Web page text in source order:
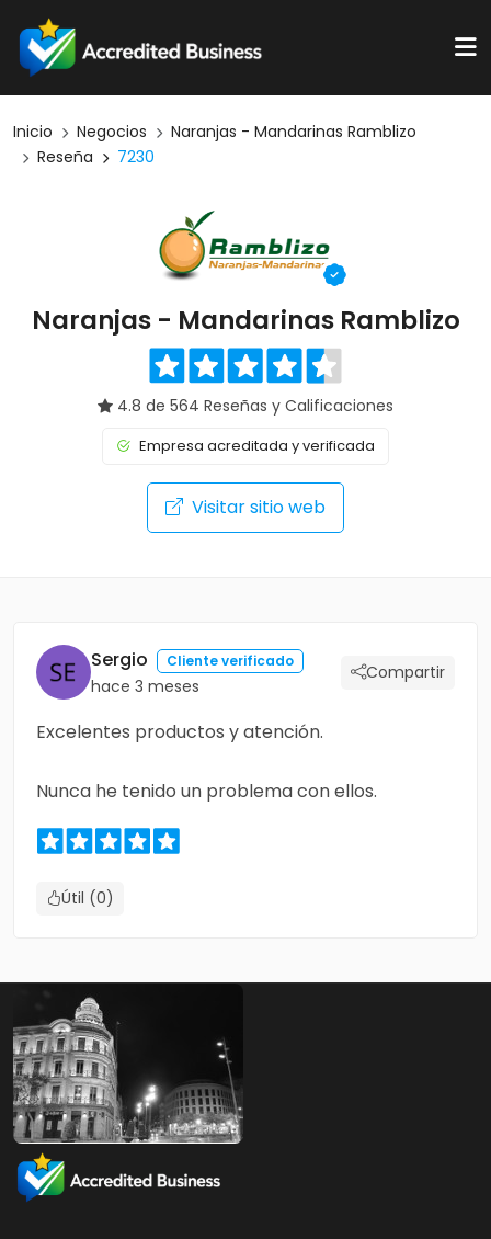
Inicio Negocios
Naranjas - Mandarinas Ramblizo
Reseña
7230
Naranjas - Mandarinas Ramblizo
4.8 de 564 Reseñas y Calificaciones
Empresa acreditada y verificada
Visitar sitio web
Sergio Cliente verificado
hace 3 meses
Compartir
Excelentes productos y atención.
Nunca he tenido un problema con ellos.
Útil (0)